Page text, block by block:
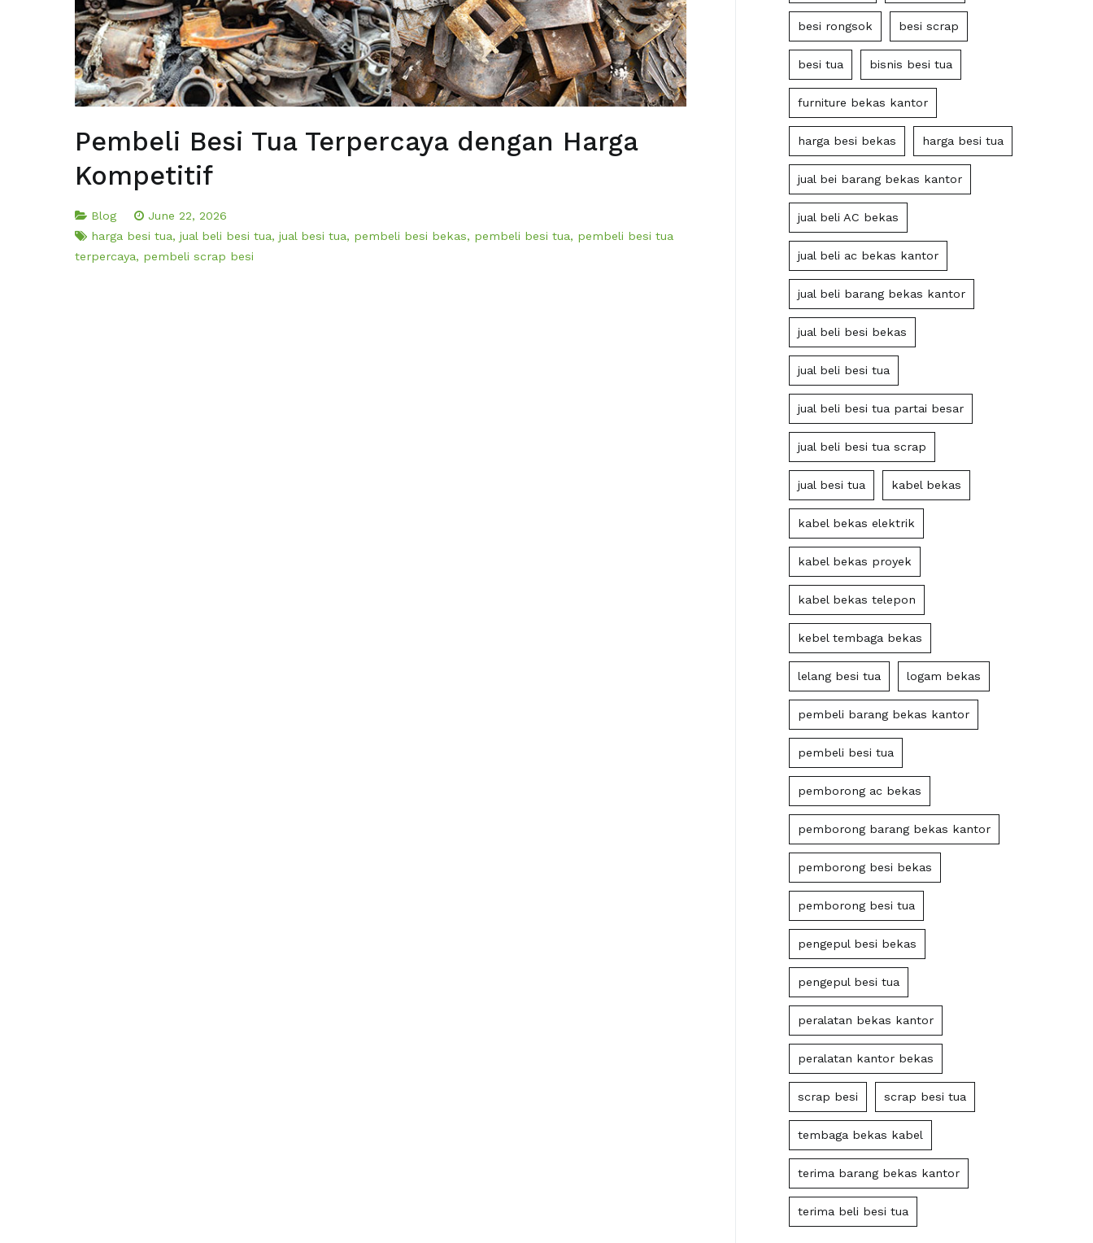
Pembeli Besi Tua Terpercaya dengan Harga
Kompetitif
Blog
June 22, 2026
harga besi tua, jual beli besi tua, jual besi tua, pembeli besi bekas, pembeli besi tua, pembeli besi tua
terpercaya, pembeli scrap besi
besi rongsok besi scrap
besi tua bisnis besi tua
furniture bekas kantor
harga besi bekas harga besi tua
jual bei barang bekas kantor
jual beli AC bekas
jual beli ac bekas kantor
jual beli barang bekas kantor
jual beli besi bekas
jual beli besi tua
jual beli besi tua partai besar
jual beli besi tua scrap
jual besi tua kabel bekas
kabel bekas elektrik
kabel bekas proyek
kabel bekas telepon
kebel tembaga bekas
lelang besi tua logam bekas
pembeli barang bekas kantor
pembeli besi tua
pemborong ac bekas
pemborong barang bekas kantor
pemborong besi bekas
pemborong besi tua
pengepul besi bekas
pengepul besi tua
peralatan bekas kantor
peralatan kantor bekas
scrap besi scrap besi tua
tembaga bekas kabel
terima barang bekas kantor
terima beli besi tua